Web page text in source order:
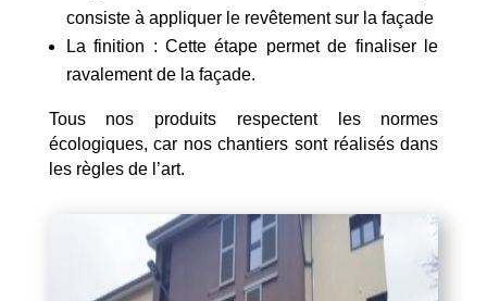
consiste à appliquer le revêtement sur la façade
La finition : Cette étape permet de finaliser le
ravalement de la façade.
Tous nos produits respectent les normes
écologiques, car nos chantiers sont réalisés dans
les règles de l’art.